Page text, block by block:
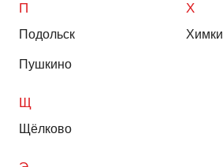
П
Подольск
Пушкино
Х
Химки
Щ
Щёлково